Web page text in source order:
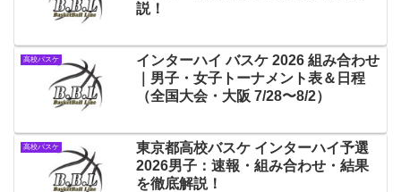
説！
高校バスケ
インターハイ バスケ 2026 組み合わせ
｜男子・女子トーナメント表＆日程
（全国大会・大阪 7/28〜8/2）
高校バスケ
東京都高校バスケ インターハイ予選
2026男子：速報・組み合わせ・結果
を徹底解説！